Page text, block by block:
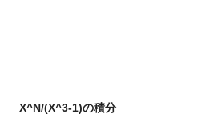
X^N/(X^3-1)の積分